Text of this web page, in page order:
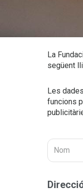
La
següent
Les
funcions